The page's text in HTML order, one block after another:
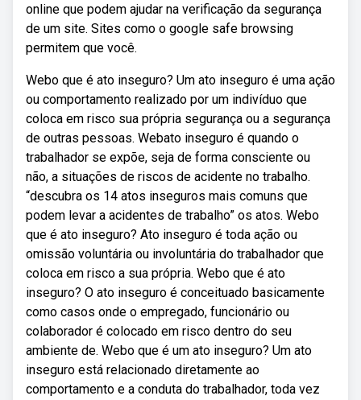
online que podem ajudar na verificação da segurança
de um site. Sites como o google safe browsing
permitem que você.
Webo que é ato inseguro? Um ato inseguro é uma ação
ou comportamento realizado por um indivíduo que
coloca em risco sua própria segurança ou a segurança
de outras pessoas. Webato inseguro é quando o
trabalhador se expõe, seja de forma consciente ou
não, a situações de riscos de acidente no trabalho.
“descubra os 14 atos inseguros mais comuns que
podem levar a acidentes de trabalho” os atos. Webo
que é ato inseguro? Ato inseguro é toda ação ou
omissão voluntária ou involuntária do trabalhador que
coloca em risco a sua própria. Webo que é ato
inseguro? O ato inseguro é conceituado basicamente
como casos onde o empregado, funcionário ou
colaborador é colocado em risco dentro do seu
ambiente de. Webo que é um ato inseguro? Um ato
inseguro está relacionado diretamente ao
comportamento e a conduta do trabalhador, toda vez